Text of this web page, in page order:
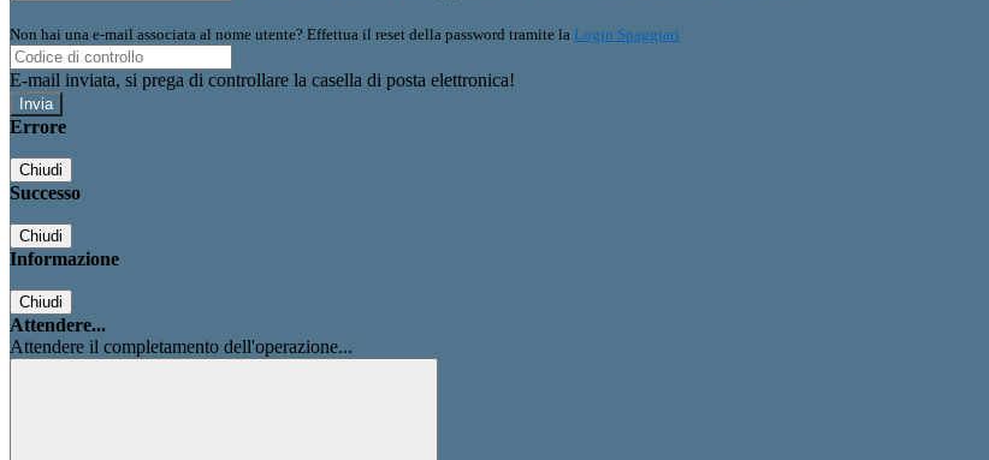
Non hai una e-mail associata al nome utente? Effettua il reset della password tramite la Login Spaggiari
E-mail inviata, si prega di controllare la casella di posta elettronica!
Errore
Chiudi
Successo
Chiudi
Informazione
Chiudi
Attendere...
Attendere il completamento dell'operazione...